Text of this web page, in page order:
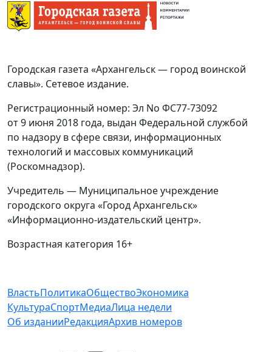
Городская газета «Архангельск — город воинской
славы». Сетевое издание.
Регистрационный номер: Эл No ФС77-73092
от 9 июня 2018 года, выдан Федеральной службой
по надзору в сфере связи, информационных
технологий и массовых коммуникаций
(Роскомнадзор).
Учредитель — Муниципальное учреждение
городского округа «Город Архангельск»
«Информационно-издательский центр».
Возрастная категория 16+
ВластьПолитикаОбществоЭкономика
КультураСпортМедиаЛица недели
Об изданииРедакцияАрхив номеров